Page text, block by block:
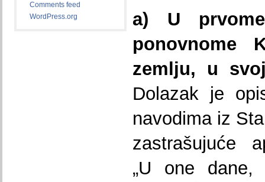
Comments feed
WordPress.org
a) U
ponovnome
zemlju, u
Dolazak je
navodima iz
zastrašujuće
„U one dane,